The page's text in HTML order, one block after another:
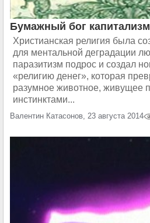
Бумажный бог
Христианская религия была
для ментальной деградации
паразитизм подрос и создал
«религию денег», которая
разумное животное, живущее
инстинктами...
Валентин Катасонов, 23 августа 2014